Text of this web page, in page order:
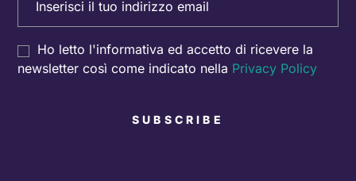
(Obbligatorio)
Consenso
Ho letto l'informativa ed accetto di ricevere la
newsletter così come indicato nella Privacy Policy